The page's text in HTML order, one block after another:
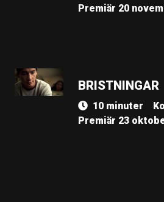
Premiär 20
BRISTNINGAR
10 minuter
Premiär 23